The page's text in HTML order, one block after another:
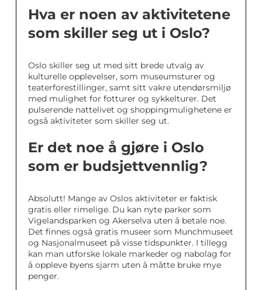
Hva er noen av aktivitetene
som skiller seg ut i Oslo?
Oslo skiller seg ut med sitt brede utvalg av
kulturelle opplevelser, som museumsturer og
teaterforestillinger, samt sitt vakre utendørsmiljø
med mulighet for fotturer og sykkelturer. Det
pulserende nattelivet og shoppingmulighetene er
også aktiviteter som skiller seg ut.
Er det noe å gjøre i Oslo
som er budsjettvennlig?
Absolutt! Mange av Oslos aktiviteter er faktisk
gratis eller rimelige. Du kan nyte parker som
Vigelandsparken og Akerselva uten å betale noe.
Det finnes også gratis museer som Munchmuseet
og Nasjonalmuseet på visse tidspunkter. I tillegg
kan man utforske lokale markeder og nabolag for
å oppleve byens sjarm uten å måtte bruke mye
penger.